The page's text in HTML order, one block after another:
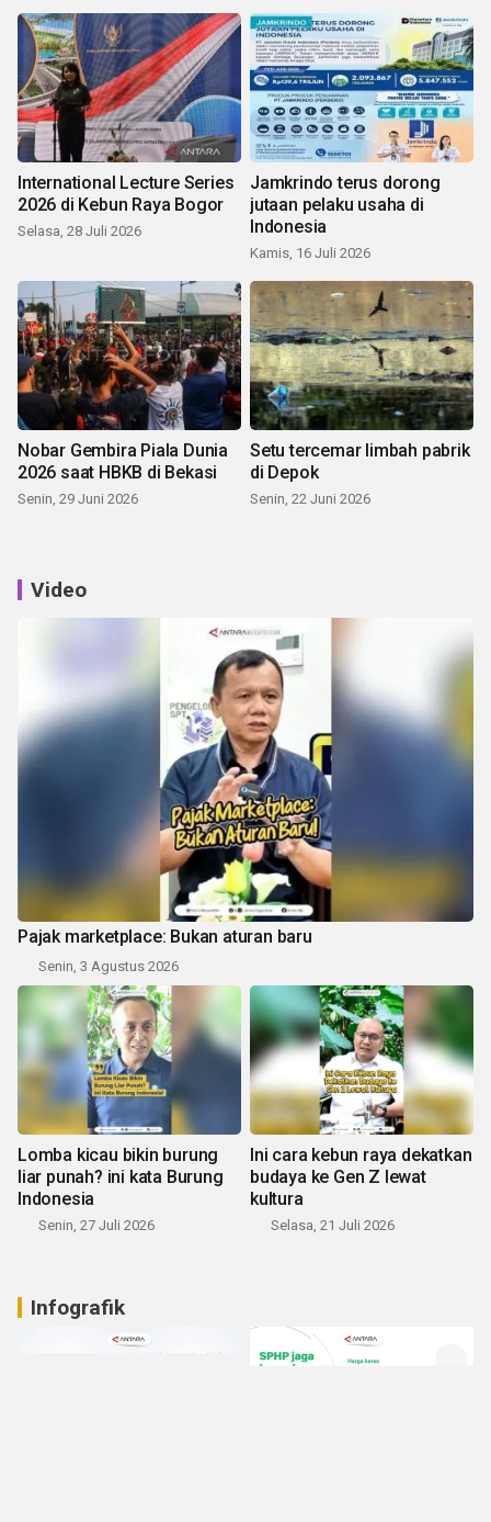
International Lecture Series
2026 di Kebun Raya Bogor
Selasa, 28 Juli 2026
Jamkrindo terus dorong
jutaan pelaku usaha di
Indonesia
Kamis, 16 Juli 2026
Nobar Gembira Piala Dunia
2026 saat HBKB di Bekasi
Senin, 29 Juni 2026
Setu tercemar limbah pabrik
di Depok
Senin, 22 Juni 2026
Video
Pajak marketplace: Bukan aturan baru
Senin, 3 Agustus 2026
Lomba kicau bikin burung
liar punah? ini kata Burung
Indonesia
Senin, 27 Juli 2026
Ini cara kebun raya dekatkan
budaya ke Gen Z lewat
kultura
Selasa, 21 Juli 2026
Infografik